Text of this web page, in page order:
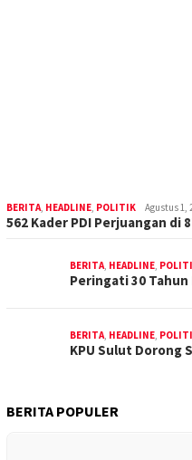
BERITA, HEADLINE, POLITIK Agustus 1,
562 Kader PDI Perjuangan di
BERITA, HEADLINE,
Peringati 30
BERITA, HEADLINE,
KPU Sulut Dorong
BERITA POPULER